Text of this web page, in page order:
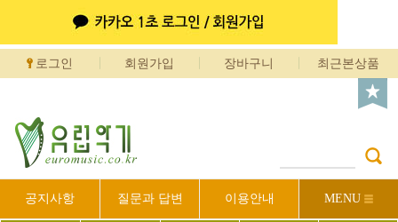
로그인 회원가입 장바구니 최근본상품
공지사항 질문과 답변 이용안내 MENU